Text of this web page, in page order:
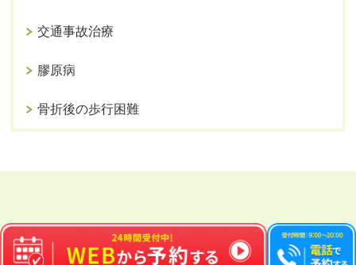
交通事故治療
膠原病
骨折後の歩行困難